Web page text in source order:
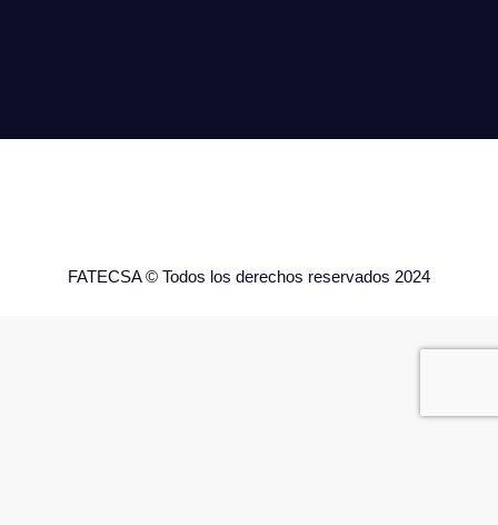
FATECSA © Todos los derechos reservados 2024